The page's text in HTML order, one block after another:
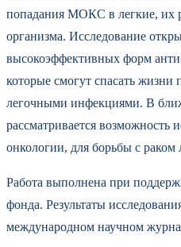
попадания МОКС в легкие, их
организма. Исследование
высокоэффективных форм
которые смогут спасать
легочными инфекциями. В
рассматривается
онкологии, для борьбы с раком
Работа выполнена при
фонда. Результаты
международном научном